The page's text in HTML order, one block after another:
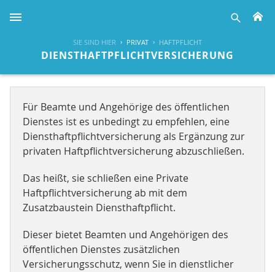
SIE SIND HIER PRIVAT HAFTPFLICHT
DIENSTHAFTPFLICHTVERSICHERUNG
Für Beamte und Angehörige des öffentlichen
Dienstes ist es unbedingt zu empfehlen, eine
Diensthaftpflichtversicherung als Ergänzung zur
privaten Haftpflichtversicherung abzuschließen.
Das heißt, sie schließen eine Private
Haftpflichtversicherung ab mit dem
Zusatzbaustein Diensthaftpflicht.
Dieser bietet Beamten und Angehörigen des
öffentlichen Dienstes zusätzlichen
Versicherungsschutz, wenn Sie in dienstlicher